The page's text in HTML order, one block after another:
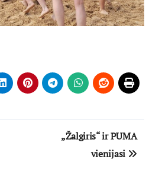
„Žalgiris“ ir PUMA
vienijasi